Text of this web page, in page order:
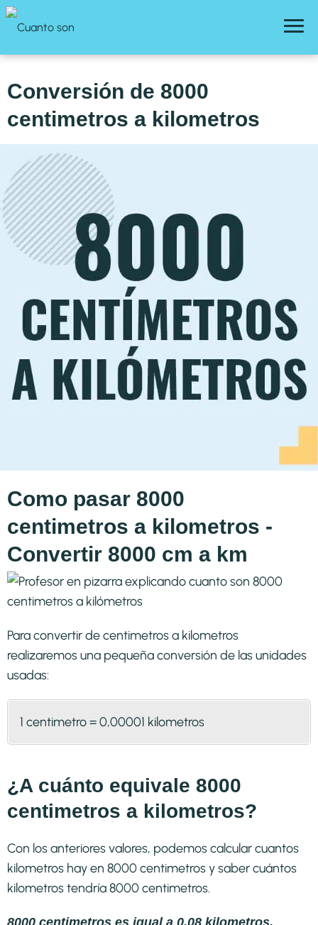
Conversión de 8000
centimetros a kilometros
Como pasar 8000
centimetros a kilometros -
Convertir 8000 cm a km
Para convertir de centimetros a kilometros
realizaremos una pequeña conversión de las unidades
usadas:
1 centimetro = 0,00001 kilometros
¿A cuánto equivale 8000
centimetros a kilometros?
Con los anteriores valores, podemos calcular cuantos
kilometros hay en 8000 centimetros y saber cuántos
kilometros tendría 8000 centimetros.
8000 centimetros es igual a 0,08 kilometros.